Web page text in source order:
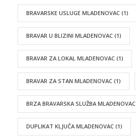
BRAVARSKE USLUGE MLADENOVAC (1)
BRAVAR U BLIZINI MLADENOVAC (1)
BRAVAR ZA LOKAL MLADENOVAC (1)
BRAVAR ZA STAN MLADENOVAC (1)
BRZA BRAVARSKA SLUŽBA MLADENOVAC
DUPLIKAT KLJUČA MLADENOVAC (1)